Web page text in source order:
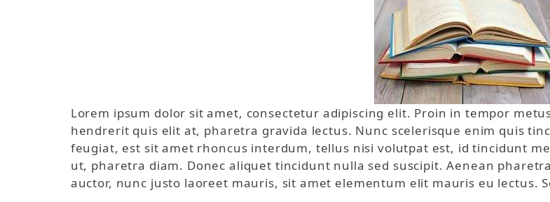
Lorem ipsum dolor sit amet, consectetur adipiscing elit. Proin in tempor
hendrerit quis elit at, pharetra gravida lectus. Nunc scelerisque enim quis
feugiat, est sit amet rhoncus interdum, tellus nisi volutpat est, id tincidunt
ut, pharetra diam. Donec aliquet tincidunt nulla sed suscipit. Aenean
auctor, nunc justo laoreet mauris, sit amet elementum elit mauris eu lectus.